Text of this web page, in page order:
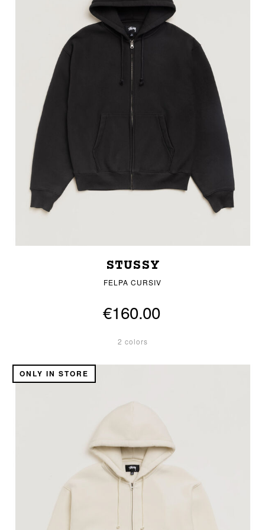
STUSSY
FELPA CURSIV
€160.00
2 colors
ONLY IN STORE